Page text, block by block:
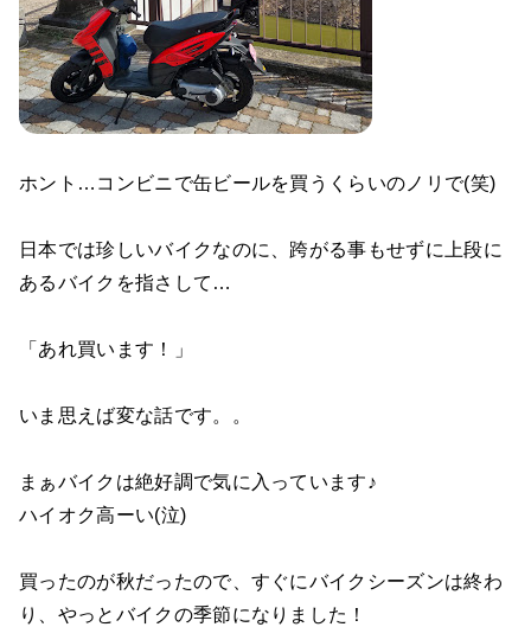
ホント…コンビニで缶ビールを買うくらいのノリで(笑)
日本では珍しいバイクなのに、跨がる事もせずに上段に
あるバイクを指さして…
「あれ買います！」
いま思えば変な話です。。
まぁバイクは絶好調で気に入っています♪
ハイオク高ーい(泣)
買ったのが秋だったので、すぐにバイクシーズンは終わ
り、やっとバイクの季節になりました！